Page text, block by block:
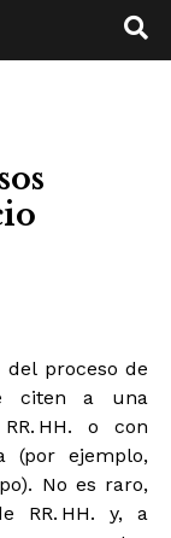
proceso de
citen a una
HH. o con
(por ejemplo,
No es raro,
RR. HH. y, a